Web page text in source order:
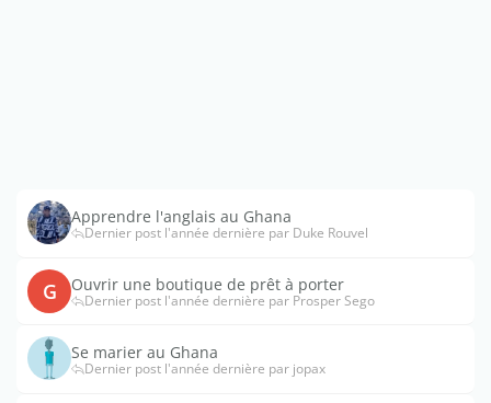
Apprendre l'anglais au Ghana
Dernier post l'année dernière par Duke Rouvel
G Ouvrir une boutique de prêt à porter
Dernier post l'année dernière par Prosper Sego
Se marier au Ghana
Dernier post l'année dernière par jopax